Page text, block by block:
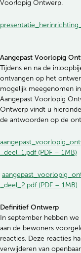
Voorlopig Ontwerp.
Aangepast Voorlopig
Tijdens en na de
ontvangen op het
mogelijk meegenomen
Aangepast Voorlopig
Ontwerp vindt u
de antwoorden op de
_deel_1.pdf (PDF – 1MB)
_deel_2.pdf (PDF – 1MB)
Definitief Ontwerp
In september hebben
aan de bewoners
reacties. Deze reacties
verwijderen van